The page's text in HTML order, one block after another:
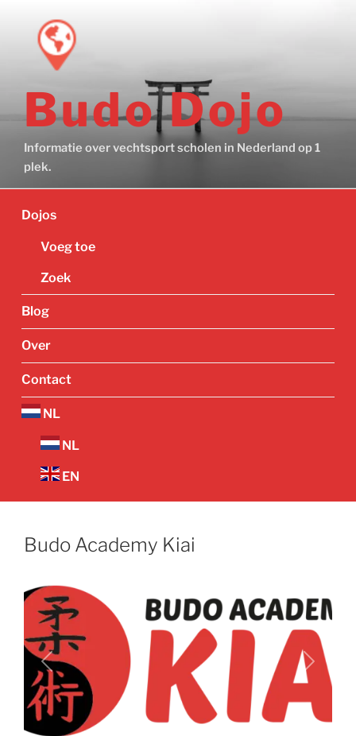
Budo Dojo
Informatie over vechtsport scholen in Nederland op 1
plek.
Dojos
Voeg toe
Zoek
Blog
Over
Contact
NL
NL
EN
Budo Academy Kiai
Vorige